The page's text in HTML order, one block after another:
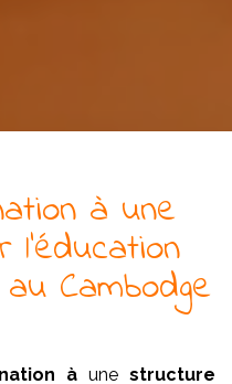
à une
l'éducation
au Cambodge
à unestructure